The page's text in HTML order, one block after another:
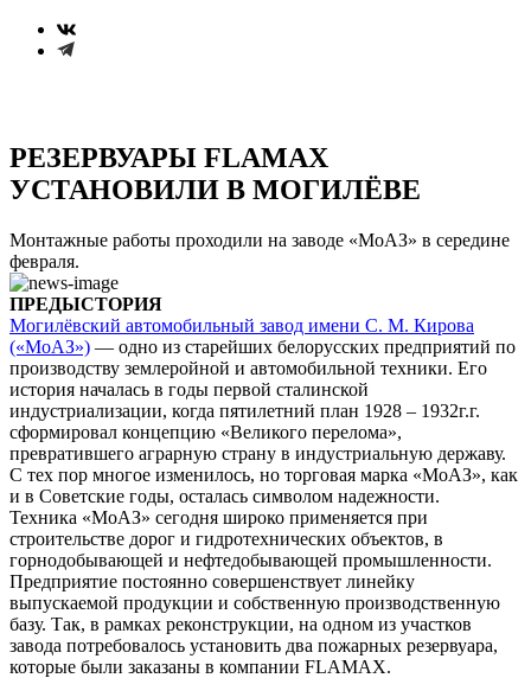
РЕЗЕРВУАРЫ FLAMAX
УСТАНОВИЛИ В МОГИЛЁВЕ
Монтажные работы проходили на заводе «МоАЗ» в середине
февраля.
ПРЕДЫСТОРИЯ
Могилёвский автомобильный завод имени С. М. Кирова
(«МоАЗ») — одно из старейших белорусских предприятий по
производству землеройной и автомобильной техники. Его
история началась в годы первой сталинской
индустриализации, когда пятилетний план 1928 – 1932г.г.
сформировал концепцию «Великого перелома»,
превратившего аграрную страну в индустриальную державу.
С тех пор многое изменилось, но торговая марка «МоАЗ», как
и в Советские годы, осталась символом надежности.
Техника «МоАЗ» сегодня широко применяется при
строительстве дорог и гидротехнических объектов, в
горнодобывающей и нефтедобывающей промышленности.
Предприятие постоянно совершенствует линейку
выпускаемой продукции и собственную производственную
базу. Так, в рамках реконструкции, на одном из участков
завода потребовалось установить два пожарных резервуара,
которые были заказаны в компании FLAMAX.